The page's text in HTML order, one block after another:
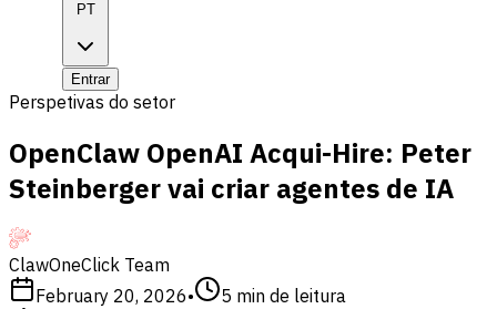
PT
Entrar
Perspetivas do setor
OpenClaw OpenAI Acqui-Hire: Peter
Steinberger vai criar agentes de IA
ClawOneClick Team
February 20, 2026• 5 min de leitura